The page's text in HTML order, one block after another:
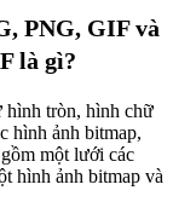
PNG, GIF và
là gì?
hình tròn, hình chữ
hình ảnh bitmap,
một lưới các
hình ảnh bitmap và